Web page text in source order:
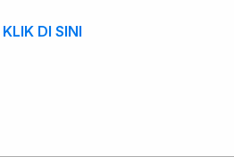
KLIK DI SINI